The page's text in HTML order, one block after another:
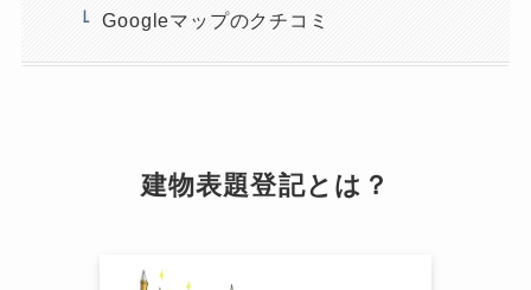
Googleマップのクチコミ
建物表題登記とは？